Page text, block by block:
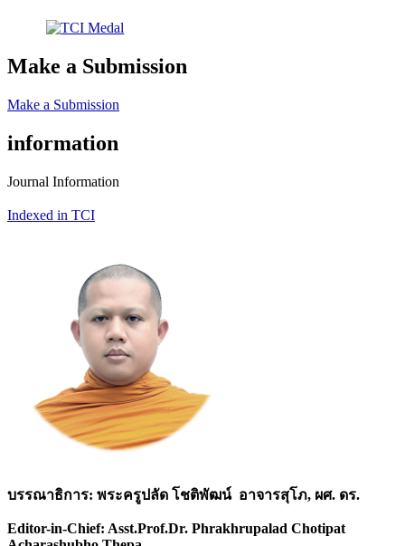
Make a Submission
Make a Submission
information
Journal Information
Indexed in TCI
บรรณาธิการ: พระครูปลัด โชติพัฒน์ อาจารสุโภ, ผศ. ดร.
Editor-in-Chief: Asst.Prof.Dr. Phrakhrupalad Chotipat